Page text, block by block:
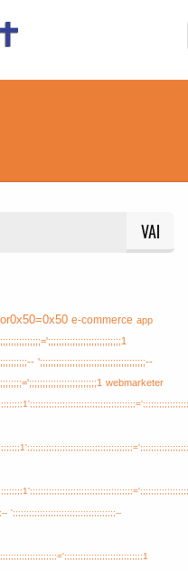
VAI
e-commerce app
';;;;;;;;;;;;;;;;;;;;;;;;;;;;;;;;;;;;;;;--
webmarketer
';;;;;;;;;;;;;;;;;;;;;;;;;;;;;;;;;;;;;;--